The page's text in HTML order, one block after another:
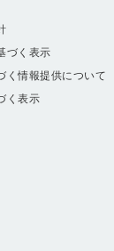
づく表示
く情報提供について
く表示